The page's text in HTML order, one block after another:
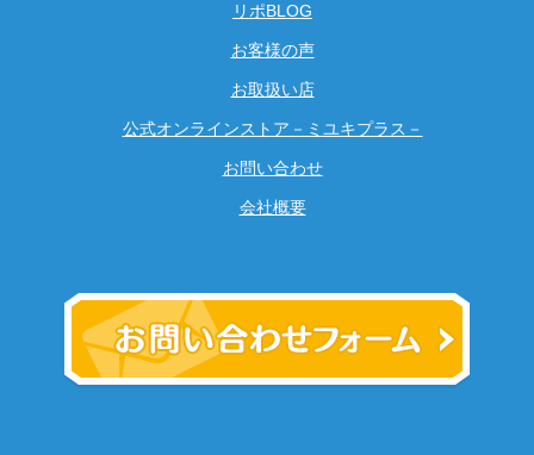
リポBLOG
お客様の声
お取扱い店
公式オンラインストア－ミユキプラス－
お問い合わせ
会社概要